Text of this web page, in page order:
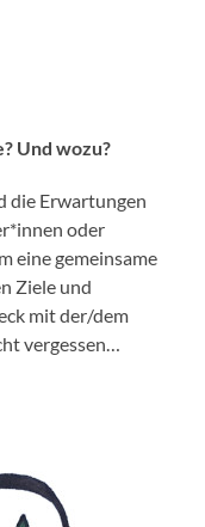
Und wozu?
die Erwartungen
oder
eine gemeinsame
Ziele und
mit der/dem
vergessen…